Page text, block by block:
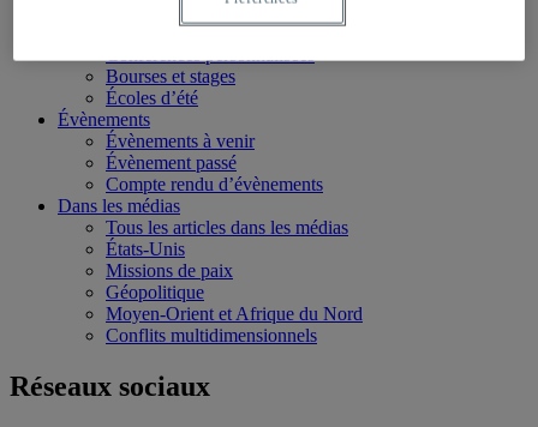
Bourses et stages
Écoles d’été
Évènements
Évènements à venir
Évènement passé
Compte rendu d’évènements
Dans les médias
Tous les articles dans les médias
États-Unis
Missions de paix
Géopolitique
Moyen-Orient et Afrique du Nord
Conflits multidimensionnels
Réseaux sociaux